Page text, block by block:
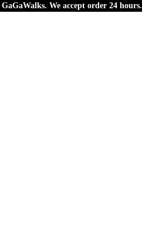
GaGaWalks. We accept order 24 hours.